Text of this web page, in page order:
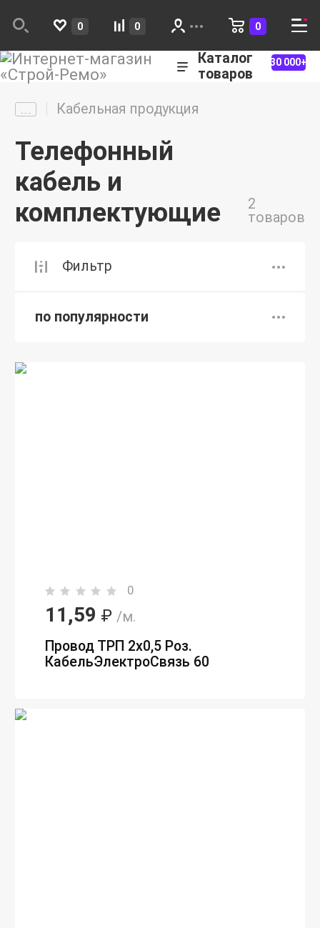
0 0 0
Каталог
товаров
30 000+
Кабельная продукция
Телефонный
кабель и
комплектующие
2
товаров
Фильтр
по популярности
0
11,59 ₽ /м.
Провод ТРП 2х0,5 Роз.
КабельЭлектроСвязь 60